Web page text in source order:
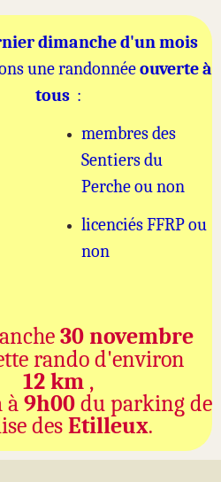
dimanche d'un mois
une randonnéeouverte à
tous :
membres des
Sentiers du
Perche ou non
licenciés FFRP ou
non
30 novembre
rando d'environ
12 km ,
à9h00 du parking de
des Etilleux.